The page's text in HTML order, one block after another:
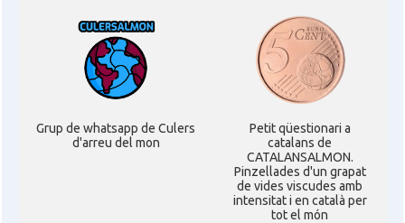
Grup de whatsapp de Culers
d'arreu del mon
Petit qüestionari a
catalans de
CATALANSALMON.
Pinzellades d'un grapat
de vides viscudes amb
intensitat i en català per
tot el món